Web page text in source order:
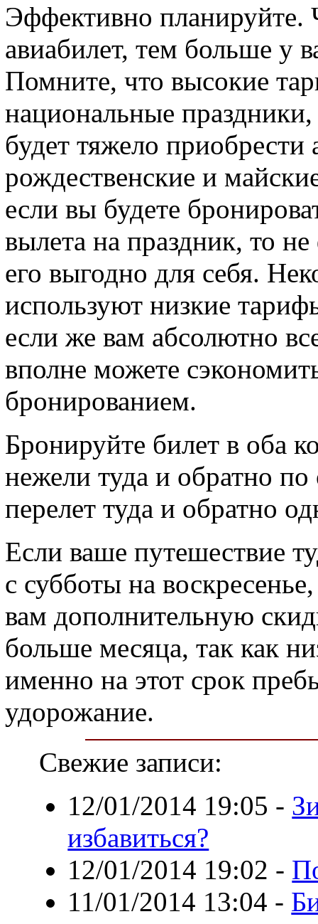
Эффективно
авиабилет, тем больше у
Помните, что высокие
национальные
будет тяжело приобрести
рождественские и
если вы будете
вылета на праздник, то
его выгодно для себя.
используют низкие
если же вам абсолютно
вполне можете
бронированием.
Бронируйте билет в оба
нежели туда и обратно
перелет туда и обратно
Если ваше путешествие
с субботы на
вам дополнительную
больше месяца, так как
именно на этот срок
удорожание.
Свежие записи:
12/01/2014 19:05 -
избавиться?
12/01/2014 19:02 -
11/01/2014 13:04 -